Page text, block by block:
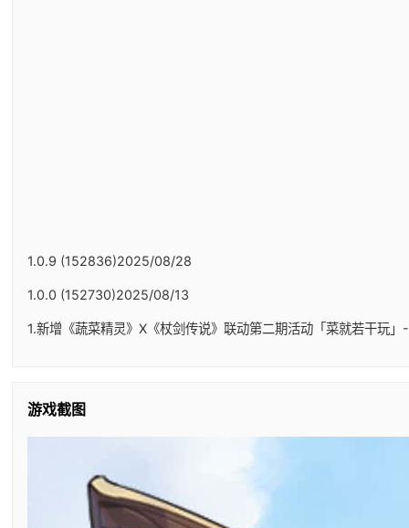
1.0.9 (152836)2025/08/28
1.0.0 (152730)2025/08/13
1.新增《蔬菜精灵》X《杖剑传说》联动第二期活动「菜就若干玩
游戏截图